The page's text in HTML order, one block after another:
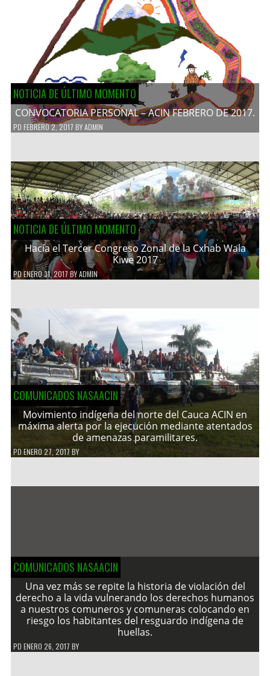
NOTICIA DE ÚLTIMO MOMENTO
CONVOCATORIA PERSONAL – ACIN FEBRERO DE 2017.
PD FEBRERO 2, 2017 BYADMIN
NOTICIA DE ÚLTIMO MOMENTO
Hacía el Tercer Congreso Zonal de la Cxhab Wala
Kiwe 2017
PDENERO 31, 2017 BYADMIN
COMUNICADOS NASAACIN
Movimiento indígena del norte del Cauca ACIN en
máxima alerta por la ejecución mediante atentados
de amenazas paramilitares.
PDENERO 27, 2017 BY
COMUNICADOS NASAACIN
Una vez más se repite la historia de violación del
derecho a la vida vulnerando los derechos humanos
a nuestros comuneros y comuneras colocando en
riesgo los habitantes del resguardo indígena de
huellas.
PD ENERO 26, 2017 BY